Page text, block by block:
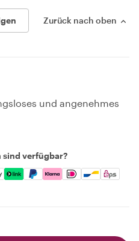
Zurück nach oben
und angenehmes
sind verfügbar?
Apple Pay, Google